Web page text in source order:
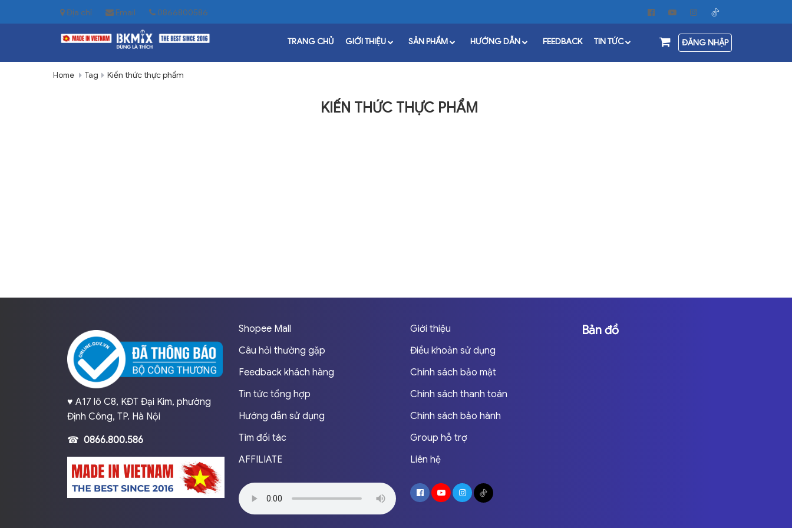
Địa chỉ Email 0866800586
TRANG CHỦ GIỚI THIỆU SẢN PHẨM HƯỚNG DẪN FEEDBACK TIN TỨC ĐĂNG NHẬP
Home Tag Kiến thức thực phẩm
KIẾN THỨC THỰC PHẨM
♥️ A17 lô C8, KĐT Đại Kim, phường
Định Công, TP. Hà Nội
☎ 0866.800.586
Shopee Mall
Câu hỏi thường gặp
Feedback khách hàng
Tin tức tổng hợp
Hướng dẫn sử dụng
Tìm đối tác
AFFILIATE
Giới thiệu
Điều khoản sử dụng
Chính sách bảo mật
Chính sách thanh toán
Chính sách bảo hành
Group hỗ trợ
Liên hệ
Bản đồ